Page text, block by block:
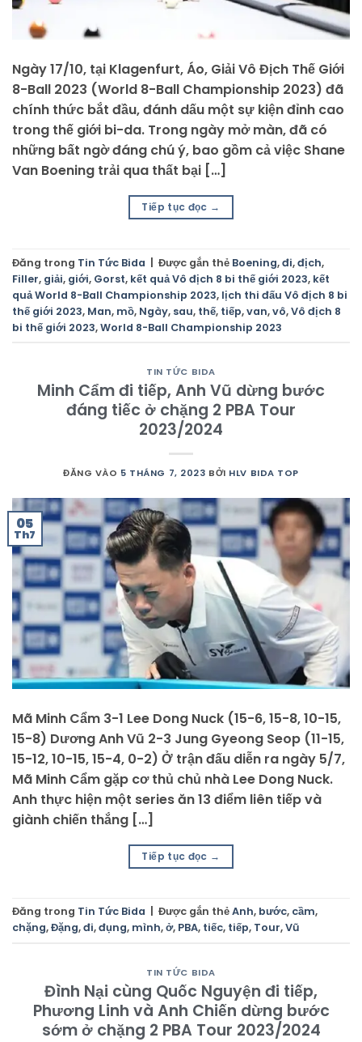
Ngày 17/10, tại Klagenfurt, Áo, Giải Vô Địch Thế Giới
8-Ball 2023 (World 8-Ball Championship 2023) đã
chính thức bắt đầu, đánh dấu một sự kiện đỉnh cao
trong thế giới bi-da. Trong ngày mở màn, đã có
những bất ngờ đáng chú ý, bao gồm cả việc Shane
Van Boening trải qua thất bại […]
Tiếp tục đọc →
Đăng trong Tin Tức Bida Được gắn thẻ Boening,đi,địch,
Filler, giải, giới, Gorst, kết quả Vô địch 8 bi thế giới 2023, kết
quả World 8-Ball Championship 2023, lịch thi đấu Vô địch 8 bi
thế giới 2023, Man, mồ, Ngày, sau, thế, tiếp,van,vô,Vô địch 8
bi thế giới 2023,World 8-Ball Championship 2023
TIN TỨC BIDA
Minh Cẩm đi tiếp, Anh Vũ dừng bước
đáng tiếc ở chặng 2 PBA Tour
2023/2024
ĐĂNG VÀO 5 THÁNG 7, 2023 BỞI HLV BIDA TOP
05
Th7
Mã Minh Cẩm 3-1 Lee Dong Nuck (15-6, 15-8, 10-15,
15-8) Dương Anh Vũ 2-3 Jung Gyeong Seop (11-15,
15-12, 10-15, 15-4, 0-2) Ở trận đấu diễn ra ngày 5/7,
Mã Minh Cẩm gặp cơ thủ chủ nhà Lee Dong Nuck.
Anh thực hiện một series ăn 13 điểm liên tiếp và
giành chiến thắng […]
Tiếp tục đọc →
Đăng trong Tin Tức Bida Được gắn thẻAnh, bước, cầm,
chặng,Đặng,đi,đụng, mình,ở, PBA, tiếc, tiếp, Tour,Vũ
TIN TỨC BIDA
Đình Nại cùng Quốc Nguyện đi tiếp,
Phương Linh và Anh Chiến dừng bước
sớm ở chặng 2 PBA Tour 2023/2024